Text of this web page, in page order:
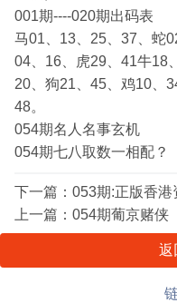
001期----020期出码表
马01、13、25、37、蛇
04、16、虎29、41牛18
20、狗21、45、鸡10、
48。
054期名人名事玄机
054期七八取数一相配？
下一篇： 053期:正版香港
上一篇： 054期葡京赌侠
返